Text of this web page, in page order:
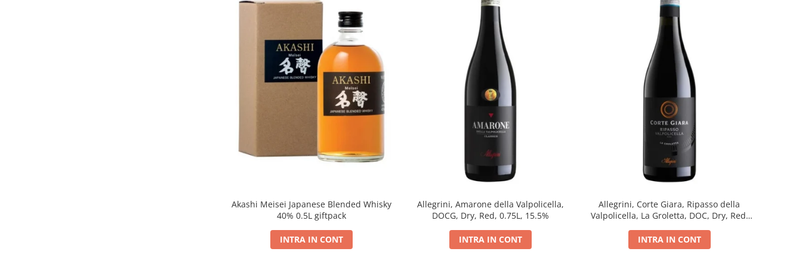
Akashi Meisei Japanese Blended Whisky
40% 0.5L giftpack
INTRA IN CONT
Allegrini, Amarone della Valpolicella,
DOCG, Dry, Red, 0.75L, 15.5%
INTRA IN CONT
Allegrini, Corte Giara, Ripasso della
Valpolicella, La Groletta, DOC, Dry, Red,
INTRA IN CONT